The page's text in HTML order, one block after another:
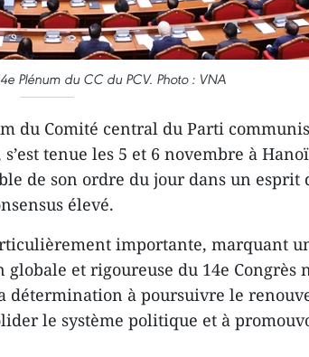
Plénum du CC du PCV. Photo : VNA
du Comité central du Parti
tenue les 5 et 6 novembre à
de son ordre du jour dans un esprit
élevé.
importante, marquant
et rigoureuse du 14e Congrès
détermination à poursuivre le
le système politique et à